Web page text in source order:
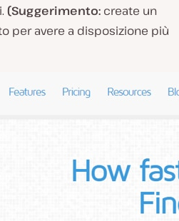
(Suggerimento: create un
per avere a disposizione più